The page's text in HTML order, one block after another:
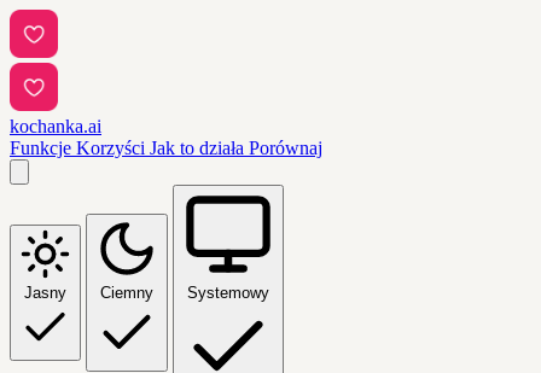
kochanka.ai
Funkcje Korzyści Jak to działa Porównaj
Jasny Ciemny Systemowy